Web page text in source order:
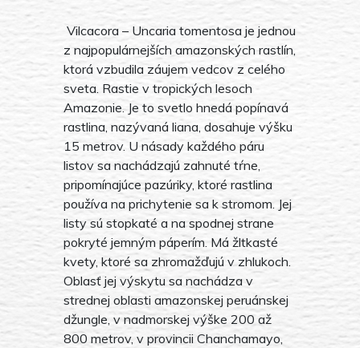
Vilcacora – Uncaria tomentosa je jednou
z najpopulárnejších amazonských rastlín,
ktorá vzbudila záujem vedcov z celého
sveta. Rastie v tropických lesoch
Amazonie. Je to svetlo hnedá popínavá
rastlina, nazývaná liana, dosahuje výšku
15 metrov. U násady každého páru
listov sa nachádzajú zahnuté tŕne,
pripomínajúce pazúriky, ktoré rastlina
používa na prichytenie sa k stromom. Jej
listy sú stopkaté a na spodnej strane
pokryté jemným páperím. Má žltkasté
kvety, ktoré sa zhromažďujú v zhlukoch.
Oblasť jej výskytu sa nachádza v
strednej oblasti amazonskej peruánskej
džungle, v nadmorskej výške 200 až
800 metrov, v provincii Chanchamayo,